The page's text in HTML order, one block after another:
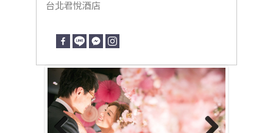
台北君悅酒店